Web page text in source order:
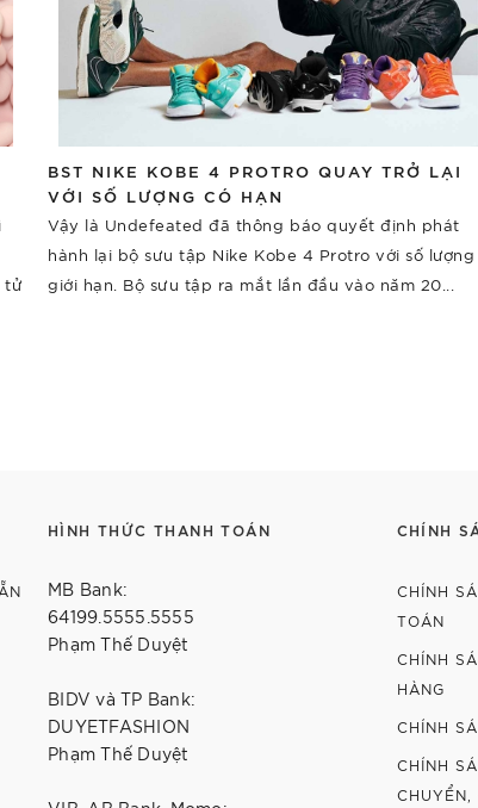
tử
BST NIKE KOBE 4 PROTRO QUAY TRỞ LẠI
VỚI SỐ LƯỢNG CÓ HẠN
Vậy là Undefeated đã thông báo quyết định phát
hành lại bộ sưu tập Nike Kobe 4 Protro với số lượng
giới hạn. Bộ sưu tập ra mắt lần đầu vào năm 20...
HÌNH THỨC THANH TOÁN
MB Bank:
64199.5555.5555
Phạm Thế Duyệt
BIDV và TP Bank:
DUYETFASHION
Phạm Thế Duyệt
CHÍNH
CHÍNH
TOÁN
CHÍNH
HÀNG
CHÍNH
CHÍNH
CHUYỂN,